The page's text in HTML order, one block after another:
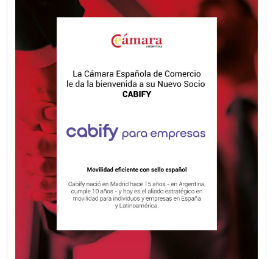
Fecha publicación: 02-06-2026